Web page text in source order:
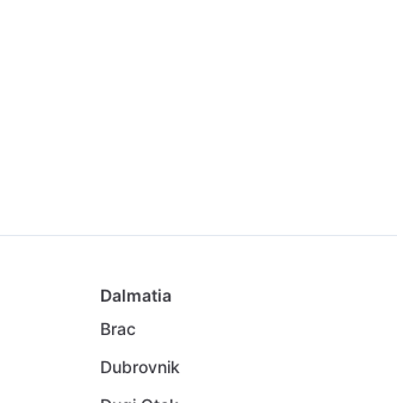
Dalmatia
Brac
Dubrovnik